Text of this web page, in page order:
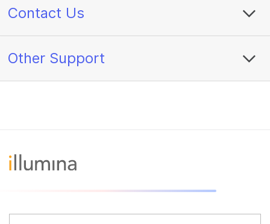
Contact Us
Other Support